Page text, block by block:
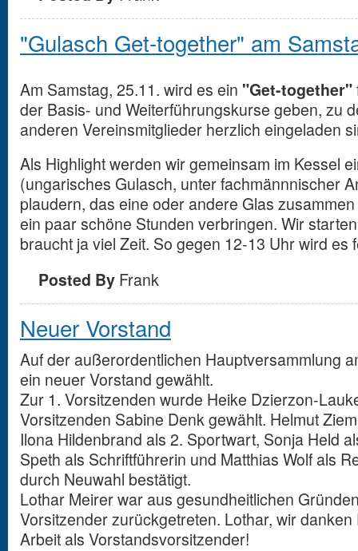
"Gulasch Get-together" am
Am Samstag, 25.11. wird es ein "Get-together"
der Basis- und Weiterführungskurse geben, zu
anderen Vereinsmitglieder herzlich eingeladen
Als Highlight werden wir gemeinsam im Kessel
(ungarisches Gulasch, unter fachmännnischer
plaudern, das eine oder andere Glas
ein paar schöne Stunden verbringen. Wir
braucht ja viel Zeit. So gegen 12-13 Uhr wird es
Posted By Frank
Neuer Vorstand
Auf der außerordentlichen Hauptversammlung
ein neuer Vorstand gewählt.
Zur 1. Vorsitzenden wurde Heike Dzierzon-
Vorsitzenden Sabine Denk gewählt. Helmut
Ilona Hildenbrand als 2. Sportwart, Sonja Held
Speth als Schriftführerin und Matthias Wolf als
durch Neuwahl bestätigt.
Lothar Meirer war aus gesundheitlichen
Vorsitzender zurückgetreten. Lothar, wir
Arbeit als Vorstandsvorsitzender!